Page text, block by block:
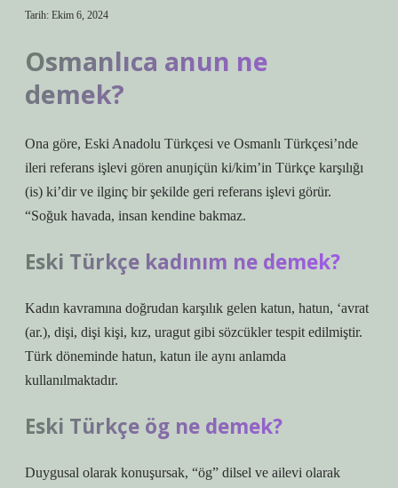
Tarih: Ekim 6, 2024
Osmanlıca anun ne
demek?
Ona göre, Eski Anadolu Türkçesi ve Osmanlı Türkçesi’nde
ileri referans işlevi gören anuŋiçün ki/kim’in Türkçe karşılığı
(is) ki’dir ve ilginç bir şekilde geri referans işlevi görür.
“Soğuk havada, insan kendine bakmaz.
Eski Türkçe kadınım ne demek?
Kadın kavramına doğrudan karşılık gelen katun, hatun, ‘avrat
(ar.), dişi, dişi kişi, kız, uragut gibi sözcükler tespit edilmiştir.
Türk döneminde hatun, katun ile aynı anlamda
kullanılmaktadır.
Eski Türkçe ög ne demek?
Duygusal olarak konuşursak, “ög” dilsel ve ailevi olarak